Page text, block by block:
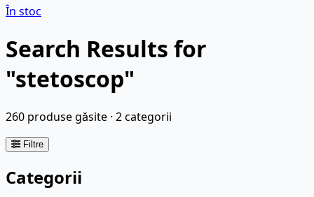
În stoc
Search Results for
"stetoscop"
260 produse găsite · 2 categorii
Filtre
Categorii